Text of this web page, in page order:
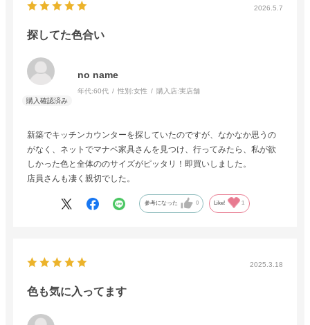
2026.5.7
探してた色合い
no name
年代:60代 性別:女性 購入店:実店舗
新築でキッチンカウンターを探していたのですが、なかなか思うの
がなく、ネットでマナペ家具さんを見つけ、行ってみたら、私が欲
しかった色と全体ののサイズがピッタリ！即買いしました。
店員さんも凄く親切でした。
参考になった 0 Like! 1
2025.3.18
色も気に入ってます